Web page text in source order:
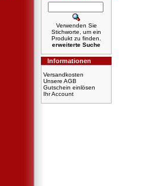
Verwenden Sie
Stichworte, um ein
Produkt zu finden.
erweiterte Suche
Informationen
Versandkosten
Unsere AGB
Gutschein einlösen
Ihr Account